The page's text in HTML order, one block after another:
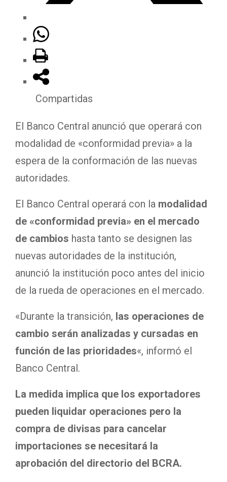
Compartidas
El Banco Central anunció que operará con
modalidad de «conformidad previa» a la
espera de la conformación de las nuevas
autoridades.
El Banco Central operará con la modalidad
de «conformidad previa» en el mercado
de cambios hasta tanto se designen las
nuevas autoridades de la institución,
anunció la institución poco antes del inicio
de la rueda de operaciones en el mercado.
«Durante la transición, las operaciones de
cambio serán analizadas y cursadas en
función de las prioridades«, informó el
Banco Central.
La medida implica que los exportadores
pueden liquidar operaciones pero la
compra de divisas para cancelar
importaciones se necesitará la
aprobación del directorio del BCRA.